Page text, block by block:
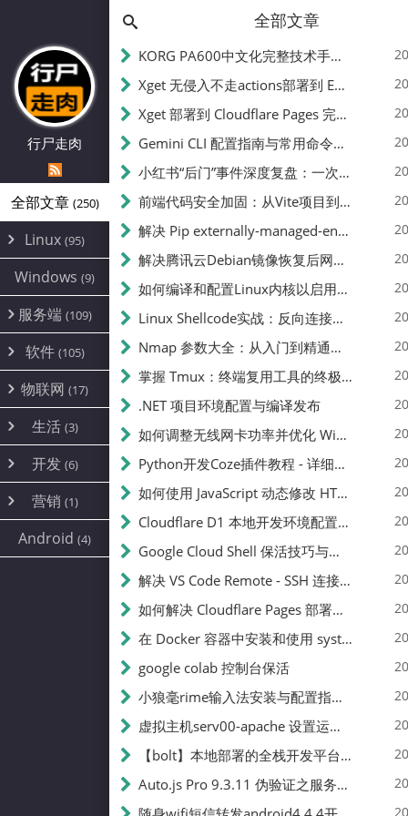
行尸走肉
全部文章 (250)
Linux (95)
Alpine
CentOS(17)
Debian(24)
ProxmoxVE
Ubuntu(7)
Windows (9)
服务端 (109)
环境配置
DD重装(3)
加速优化(34)
面板(12)
容器
游戏 (7)
饥荒(7)
云服务商(4)
WEB源码(6)
建站(5)
软件 (105)
安全(12)
办公(4)
图片 (2)
文件
系统 (35)
AI(10)
物联网 (17)
路由器
随身wifi(1)
mobile(14)
刷机
magisk
生活 (3)
线报
sim卡(1)
开发 (6)
编译
JavaScript(2)
python(2)
营销 (1)
公关(1)
SEO(1)
Android (4)
全部文章
KORG PA600中文化完整技术手册 - 从逆向到实现的全流程指南
Xget 无侵入不走actions部署到 EdgeOne Pages 指南
Xget 部署到 Cloudflare Pages 完整指南 - 无需修改源码的构建配置
Gemini CLI 配置指南与常用命令中文翻译 | API Key、MCP、代理设置
小红书“后门”事件深度复盘：一次沉默危机下的品牌、技术与流程三重考验
前端代码安全加固：从Vite项目到纯静态页面的深度混淆技术备忘
解决 Pip externally-managed-environment 错误：临时与永久绕过方案
解决腾讯云Debian镜像恢复后网络不通问题
如何编译和配置Linux内核以启用BBR2 | 内核编译教程
Linux Shellcode实战：反向连接、持久化、免杀技术详解（MSF,Cobalt Strike）- 从原理到C加载器实现
Nmap 参数大全：从入门到精通，掌握网络扫描的核心技巧
掌握 Tmux：终端复用工具的终极指南
.NET 项目环境配置与编译发布
如何调整无线网卡功率并优化 Wifite 的功率设置
Python开发Coze插件教程 - 详细步骤与注意事项
如何使用 JavaScript 动态修改 HTML 中的权限文本 | 前端开发教程
Cloudflare D1 本地开发环境配置指南 | CF Pages Local Development Guide
Google Cloud Shell 保活技巧与配额时间查看方法
解决 VS Code Remote - SSH 连接失败问题：从权限问题到成功启动
如何解决 Cloudflare Pages 部署中的 API Token 权限问题
在 Docker 容器中安装和使用 systemctl 的完整指南
google colab 控制台保活
小狼毫rime输入法安装与配置指南：从基础到高级自定义
虚拟主机serv00-apache 设置运行目录
【bolt】本地部署的全栈开发平台，支持本地及众多API，本地一键生成应用，部署教程
Auto.js Pro 9.3.11 伪验证之服务器接口 Nginx 版
📝
250
篇文章
✍️
231k
总字数
👥